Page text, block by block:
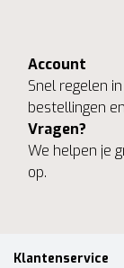
Account
Snel regelen
bestellingen
Vragen?
We helpen je
op.
Klantenservice